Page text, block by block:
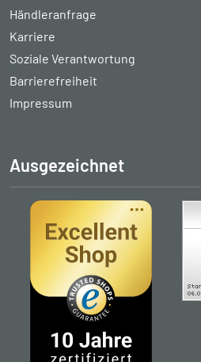
Händleranfrage
Karriere
Soziale Verantwortung
Barrierefreiheit
Impressum
Ausgezeichnet